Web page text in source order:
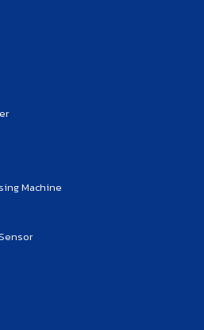
Machine